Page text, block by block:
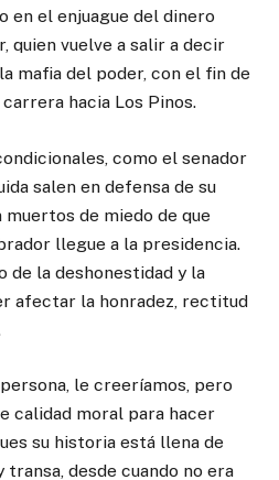
en el enjuague del dinero
quien vuelve a salir a decir
mafia del poder, con el fin de
hacia Los Pinos.
como el senador
salen en defensa de su
muertos de miedo de que
llegue a la presidencia.
de la deshonestidad y la
afectar la honradez, rectitud
le creeríamos, pero
calidad moral para hacer
su historia está llena de
desde cuando no era